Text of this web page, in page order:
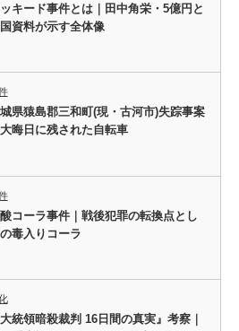
キード事件とは｜田中角栄・5億円と
資料が示す全体像
県猿島郡三和町(現・古河市)失踪事案
大晦日に残された自転車
コーラ事件｜戦後犯罪の転換点とし
毒入りコーラ
大統領暗殺裁判 16日間の真実』考察｜